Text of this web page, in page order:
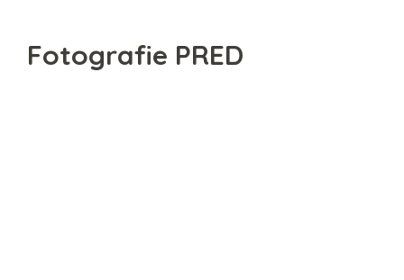
Fotografie PRED